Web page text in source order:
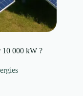
10 000 kW ?